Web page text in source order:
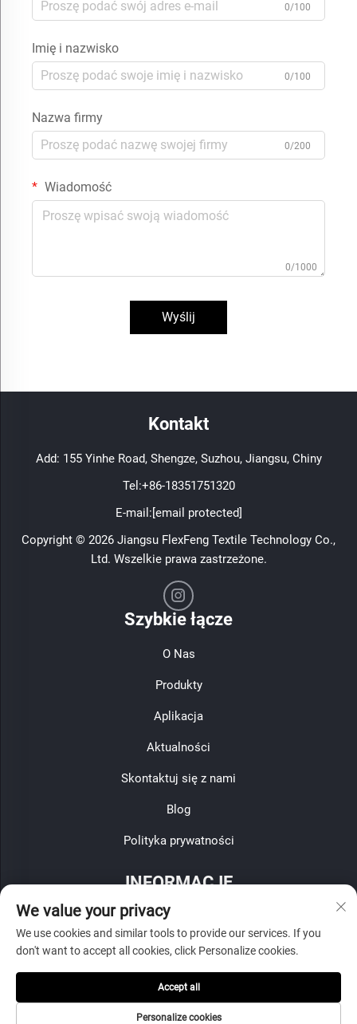
0/100
Imię i nazwisko
0/100
Nazwa firmy
0/200
Wiadomość
0/1000
Wyślij
Kontakt
Add: 155 Yinhe Road, Shengze, Suzhou, Jiangsu, Chiny
Tel:+86-18351751320
E-mail:[email protected]
Copyright © 2026 Jiangsu FlexFeng Textile Technology Co.,
Ltd. Wszelkie prawa zastrzeżone.
Szybkie łącze
O Nas
Produkty
Aplikacja
Aktualności
Skontaktuj się z nami
Blog
Polityka prywatności
INFORMACJE
Zapisz się, aby otrzymywać nasz cotygodniowy biuletyn
Wyślij
We value your privacy
We use cookies and similar tools to provide our services. If you
don't want to accept all cookies, click Personalize cookies.
Personalize cookies
Accept all